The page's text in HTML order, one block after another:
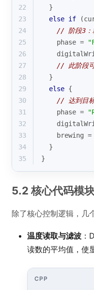
22
  }
23
else if
24
// 阶段3：
25
    phase =
26
27
// 此阶段可
28
  }
29
else {
30
// 达到目
31
    phase =
32
33
    brewing =
34
  }
35
}
5.2 核心代码模
除了核心控制逻辑，几
温度读取与滤波
读数的平均值，使
CPP